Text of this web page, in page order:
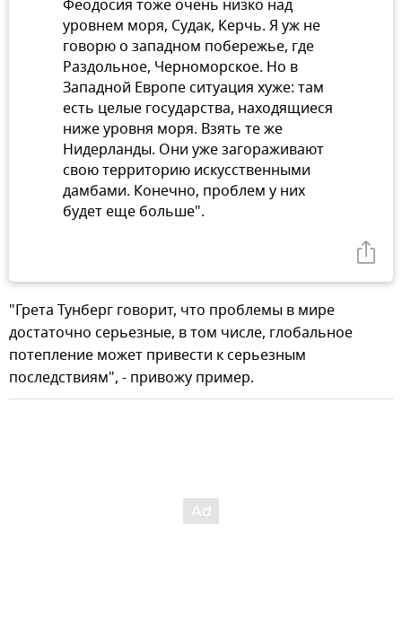
Феодосия тоже очень низко над
уровнем моря, Судак, Керчь. Я уж не
говорю о западном побережье, где
Раздольное, Черноморское. Но в
Западной Европе ситуация хуже: там
есть целые государства, находящиеся
ниже уровня моря. Взять те же
Нидерланды. Они уже загораживают
свою территорию искусственными
дамбами. Конечно, проблем у них
будет еще больше".
"Грета Тунберг говорит, что проблемы в мире
достаточно серьезные, в том числе, глобальное
потепление может привести к серьезным
последствиям", - привожу пример.